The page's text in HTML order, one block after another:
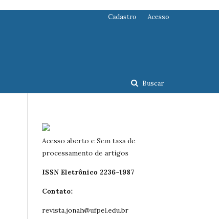
Buscar
Cadastro Acesso
Acesso aberto e Sem taxa de
processamento de artigos
ISSN Eletrônico 2236-1987
Contato:
revista.jonah@ufpel.edu.br